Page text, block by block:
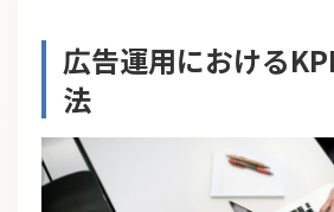
広告運用における
法